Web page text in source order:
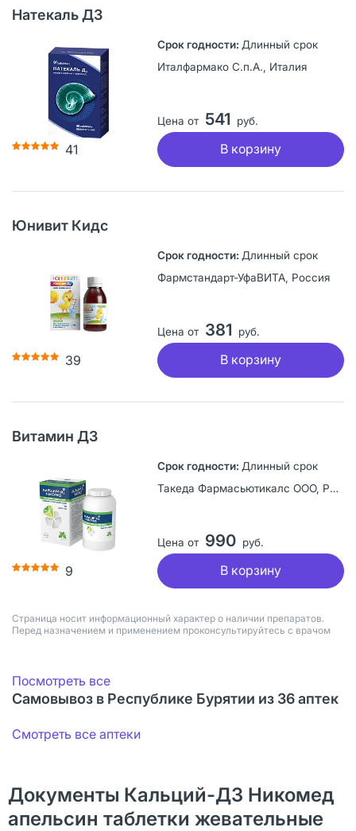
Натекаль Д3
41
Длинный срок
Италфармако С.п.А., Италия
Цена от 541 руб.
В корзину
Юнивит Кидс
39
Длинный срок
Фармстандарт-УфаВИТА, Россия
Цена от 381 руб.
В корзину
Витамин Д3
9
Длинный срок
Такеда Фармасьютикалс ООО, Россия
Цена от 990 руб.
В корзину
Страница носит информационный характер о наличии препаратов.
Перед назначением и применением проконсультируйтесь с врачом
Посмотреть все
Самовывоз в Республике Бурятии из 36 аптек
Смотреть все аптеки
Документы Кальций-Д3 Никомед
апельсин таблетки жевательные